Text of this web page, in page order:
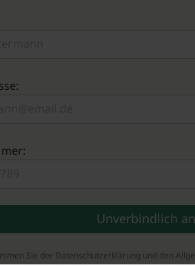
Sie der Datenschutzerklärung und den